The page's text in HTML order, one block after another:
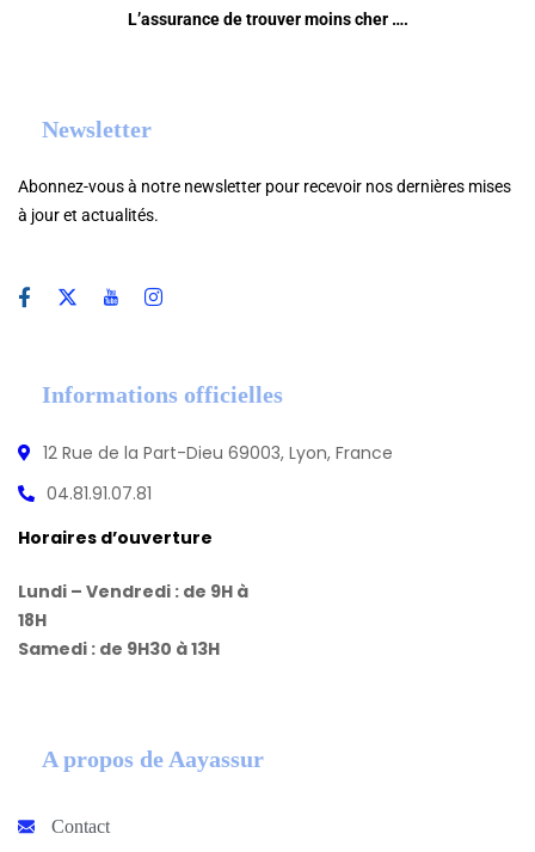
L’assurance de trouver moins cher ….
Newsletter
Abonnez-vous à notre newsletter pour recevoir nos dernières mises
à jour et actualités.
Informations officielles
12 Rue de la Part-Dieu 69003, Lyon, France
04.81.91.07.81
Horaires d’ouverture
Lundi – Vendredi : de 9H à
18H
Samedi : de 9H30 à 13H
A propos de Aayassur
Contact